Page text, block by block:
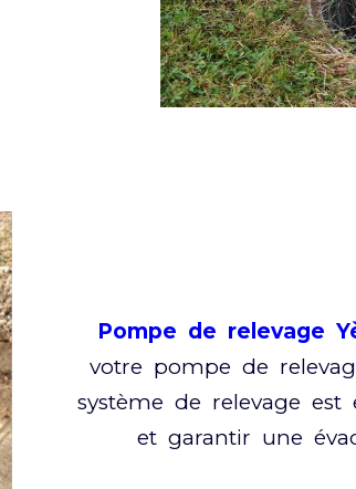
Pompe de relevage
votre pompe de
système de relevage
et garantir une